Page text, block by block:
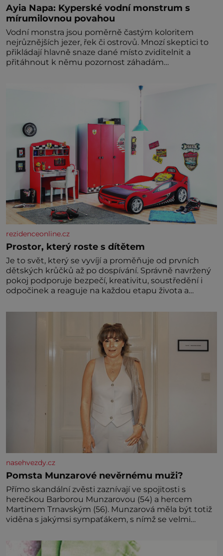
Ayia Napa: Kyperské vodní monstrum s
mírumilovnou povahou
Vodní monstra jsou poměrně častým koloritem
nejrůznějších jezer, řek či ostrovů. Mnozí skeptici to
přikládají hlavně snaze dané místo zviditelnit a
přitáhnout k němu pozornost záhadám
rezidenceonline.cz
Prostor, který roste s dítětem
Je to svět, který se vyvíjí a proměňuje od prvních
dětských krůčků až po dospívání. Správně navržený
pokoj podporuje bezpečí, kreativitu, soustředění i
odpočinek a reaguje na každou etapu života a
jednoduchost, měkkost a bezpečí, proto by pokoj
nasehvezdy.cz
Pomsta Munzarové nevěrnému muži?
Přímo skandální zvěsti zaznívají ve spojitosti s
herečkou Barborou Munzarovou (54) a hercem
Martinem Trnavským (56). Munzarová měla být totiž
viděna s jakýmsi sympaťákem, s nímž se velmi